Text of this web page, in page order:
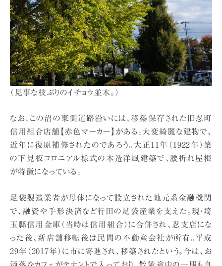
（見事な枝ぶりのイチョウ並木。）
なお、この沼の東側道路沿いには、移築保存された旧忍町
信用組合店舗【赤色マーカー】がある。大変綺麗な建物で、
近年に復原補修されたのであろう。大正11年（1922年）築
の下見板コロニアル様式の木造洋風建築で、腰折れ屋根
が特徴になっている。
足袋製造業者が母体になって設立された地元系金融機関
で、融資や手形決済など行田の足袋産業を支えた。現・埼
玉縣信用金庫（当時は信用組合）に合併され、忍支店にな
った後、新店舗移転後は民間の不動産会社が所有。平成
29年（2017年）に市に寄進され、移築されたという。今は、お